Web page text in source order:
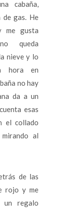
cabaña,
de gas. He
me gusta
queda
nieve y lo
hora en
no hay
da a un
esas
el collado
al
de las
rojo y me
regalo